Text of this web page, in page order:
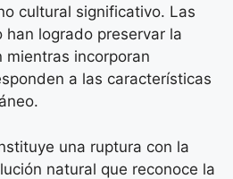
cultural significativo. Las
han logrado preservar la
mientras incorporan
a las características
una ruptura con la
natural que reconoce la